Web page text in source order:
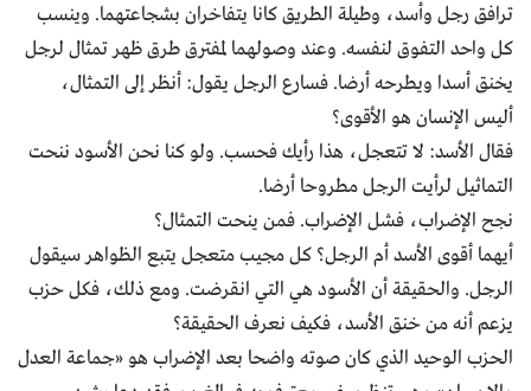
ترافق رجل وأسد، وطيلة الطريق كانا يتفاخران بشجاعتهما. وينسب
كل واحد التفوق لنفسه. وعند وصولهما لمفترق طرق ظهر تمثال لرجل
يخنق أسدا ويطرحه أرضا. فسارع الرجل يقول: أنظر إلى التمثـــال،
أليس الإنسان هو الأقوى؟
فقال الأسد: لا تتعجل، هذا رأيك فحسب. ولو كنا نحن الأسود ننحت
التماثيل لرأيت الرجل مطروحا أرضا.
نجح الإضراب، فشل الإضراب. فمن ينحت التمثال؟
أيهما أقوى الأسد أم الرجل؟ كل مجيب متعجل يتبع الظواهر سيقول
الرجل. والحقيقة أن الأسود هي التي انقرضت. ومع ذلك، فكل حزب
يزعم أنه من خنق الأسد، فكيف نعرف الحقيقة؟
الحزب الوحيد الذي كان صوته واضحا بعد الإضراب هو «جماعة العدل